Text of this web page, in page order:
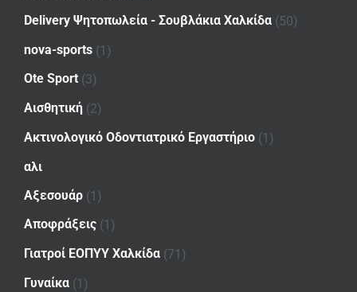
Delivery Ψητοπωλεία - Σουβλάκια Χαλκίδα (50)
nova-sports (1)
Ote Sport (3)
Αισθητική (2)
Ακτινολογικό Οδοντιατρικό Εργαστήριο (1)
αλι
Αξεσουάρ (1)
Αποφράξεις (1)
Γιατροί ΕΟΠΥΥ Χαλκίδα (71)
Γυναίκα (1)